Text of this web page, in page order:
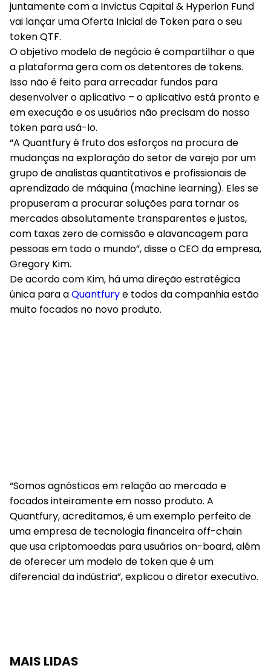
juntamente com a Invictus Capital & Hyperion Fund
vai lançar uma Oferta Inicial de Token para o seu
token QTF.
O objetivo modelo de negócio é compartilhar o que
a plataforma gera com os detentores de tokens.
Isso não é feito para arrecadar fundos para
desenvolver o aplicativo – o aplicativo está pronto e
em execução e os usuários não precisam do nosso
token para usá-lo.
“A Quantfury é fruto dos esforços na procura de
mudanças na exploração do setor de varejo por um
grupo de analistas quantitativos e profissionais de
aprendizado de máquina (machine learning). Eles se
propuseram a procurar soluções para tornar os
mercados absolutamente transparentes e justos,
com taxas zero de comissão e alavancagem para
pessoas em todo o mundo”, disse o CEO da empresa,
Gregory Kim.
De acordo com Kim, há uma direção estratégica
única para aQuantfurye todos da companhia estão
muito focados no novo produto.
“Somos agnósticos em relação ao mercado e
focados inteiramente em nosso produto. A
Quantfury, acreditamos, é um exemplo perfeito de
uma empresa de tecnologia financeira off-chain
que usa criptomoedas para usuários on-board, além
de oferecer um modelo de token que é um
diferencial da indústria”, explicou o diretor executivo.
MAIS LIDAS